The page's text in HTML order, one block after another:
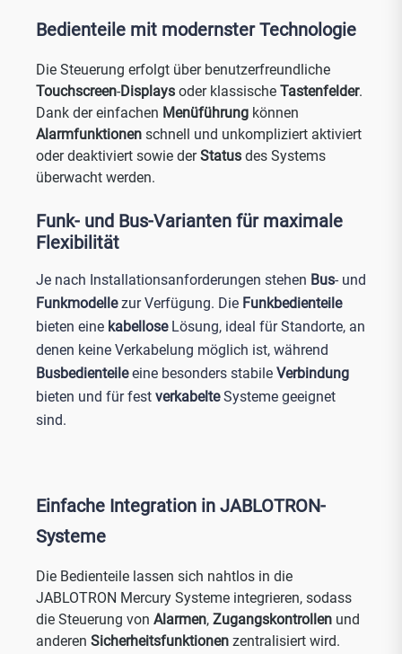
Bedienteile mit modernster Technologie
Die Steuerung erfolgt über benutzerfreundliche
Touchscreen-Displays oder klassische Tastenfelder.
Dank der einfachen Menüführung können
Alarmfunktionen schnell und unkompliziert aktiviert
oder deaktiviert sowie derStatus des Systems
überwacht werden.
Funk- und Bus-Varianten für maximale
Flexibilität
Je nach Installationsanforderungen stehen Bus- und
Funkmodellezur Verfügung. Die Funkbedienteile
bieten eine kabelloseLösung, ideal für Standorte, an
denen keine Verkabelung möglich ist, während
Busbedienteileeine besonders stabile Verbindung
bieten und für fest verkabelteSysteme geeignet
sind.
Einfache Integration in JABLOTRON-
Systeme
Die Bedienteile lassen sich nahtlos in die
JABLOTRON Mercury Systeme integrieren, sodass
die Steuerung von Alarmen, Zugangskontrollen und
anderen Sicherheitsfunktionen zentralisiert wird.